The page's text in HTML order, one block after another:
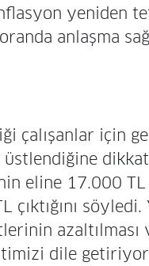
yeniden
anlaşma
çalışanlar için
dikkat
eline 17.000
söyledi.
azaltılması
dile